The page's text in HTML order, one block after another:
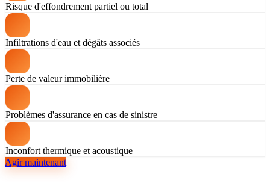
Risque d'effondrement partiel ou total
Infiltrations d'eau et dégâts associés
Perte de valeur immobilière
Problèmes d'assurance en cas de sinistre
Inconfort thermique et acoustique
Agir maintenant